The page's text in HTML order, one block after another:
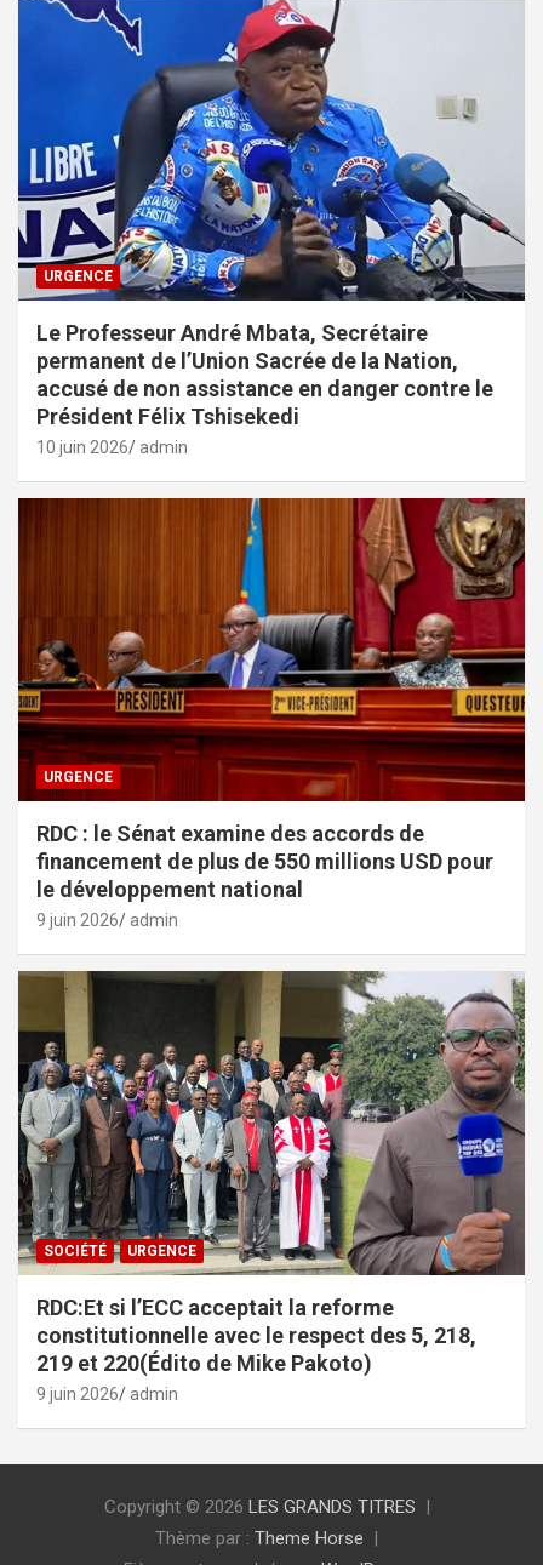
URGENCE
Le Professeur André Mbata, Secrétaire
permanent de l’Union Sacrée de la Nation,
accusé de non assistance en danger contre le
Président Félix Tshisekedi
10 juin 2026 admin
URGENCE
RDC : le Sénat examine des accords de
financement de plus de 550 millions USD pour
le développement national
9 juin 2026 admin
SOCIÉTÉ URGENCE
RDC:Et si l’ECC acceptait la reforme
constitutionnelle avec le respect des 5, 218,
219 et 220(Édito de Mike Pakoto)
9 juin 2026 admin
Copyright © 2026 LES GRANDS TITRES
Thème par : Theme Horse